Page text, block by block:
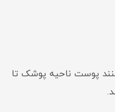
پوست ناحیه پوشک تا